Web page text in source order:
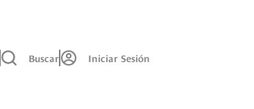
Buscar Iniciar Sesión